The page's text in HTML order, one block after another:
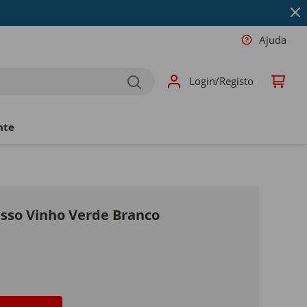
Ajuda
Login/Registo
Vinho Verde Branco